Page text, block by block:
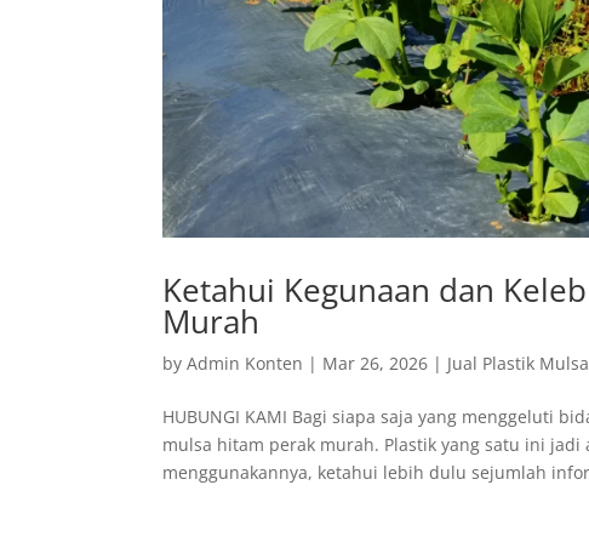
Ketahui Kegunaan dan
Murah
byAdmin Konten | Mar 26, 2026 | Jual Plastik Mulsa
HUBUNGI KAMI Bagi siapa saja yang menggeluti
mulsa hitam perak murah. Plastik yang satu ini
menggunakannya, ketahui lebih dulu sejumlah